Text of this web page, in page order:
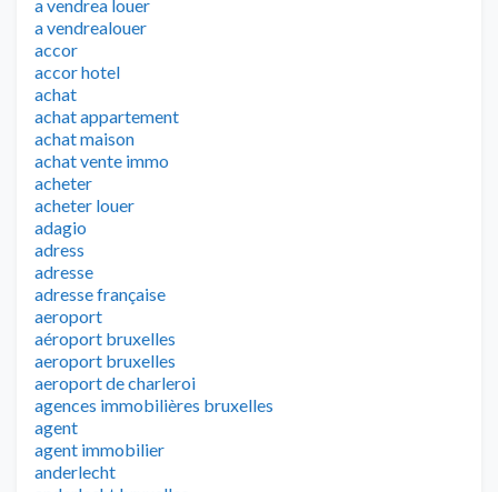
a vendrea louer
a vendrealouer
accor
accor hotel
achat
achat appartement
achat maison
achat vente immo
acheter
acheter louer
adagio
adress
adresse
adresse française
aeroport
aéroport bruxelles
aeroport bruxelles
aeroport de charleroi
agences immobilières bruxelles
agent
agent immobilier
anderlecht